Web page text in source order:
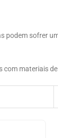
podem sofrer
materiais